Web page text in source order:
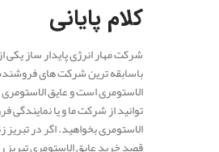
کلام پایانی
شرکت مهار انرژی پایدار ساز یکی
باسابقه ترین شرکت های
الاستومری است و عایق الاستومری
توانید از شرکت ما و یا نمایندگی
الاستومری بخواهید. اگر در
قصد خرید عایق الاستومری تبریز